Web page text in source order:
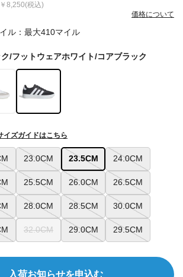
ル：最大410マイル
￥8,250(税込)
価格について
/フットウェアホワイト/コアブラック
23.0CM 23.5CM 24.0CM
25.5CM 26.0CM 26.5CM
28.0CM 28.5CM 30.0CM
32.0CM 29.0CM 29.5CM
イズガイドはこちら
入荷お知らせを申込む